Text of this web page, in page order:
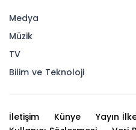
Medya
Müzik
TV
Bilim ve Teknoloji
İletişim Künye Yayın